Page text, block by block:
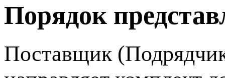
Порядок
Поставщик